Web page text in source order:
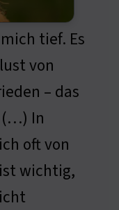
tief. Es
von
– das
(…) In
oft von
wichtig,